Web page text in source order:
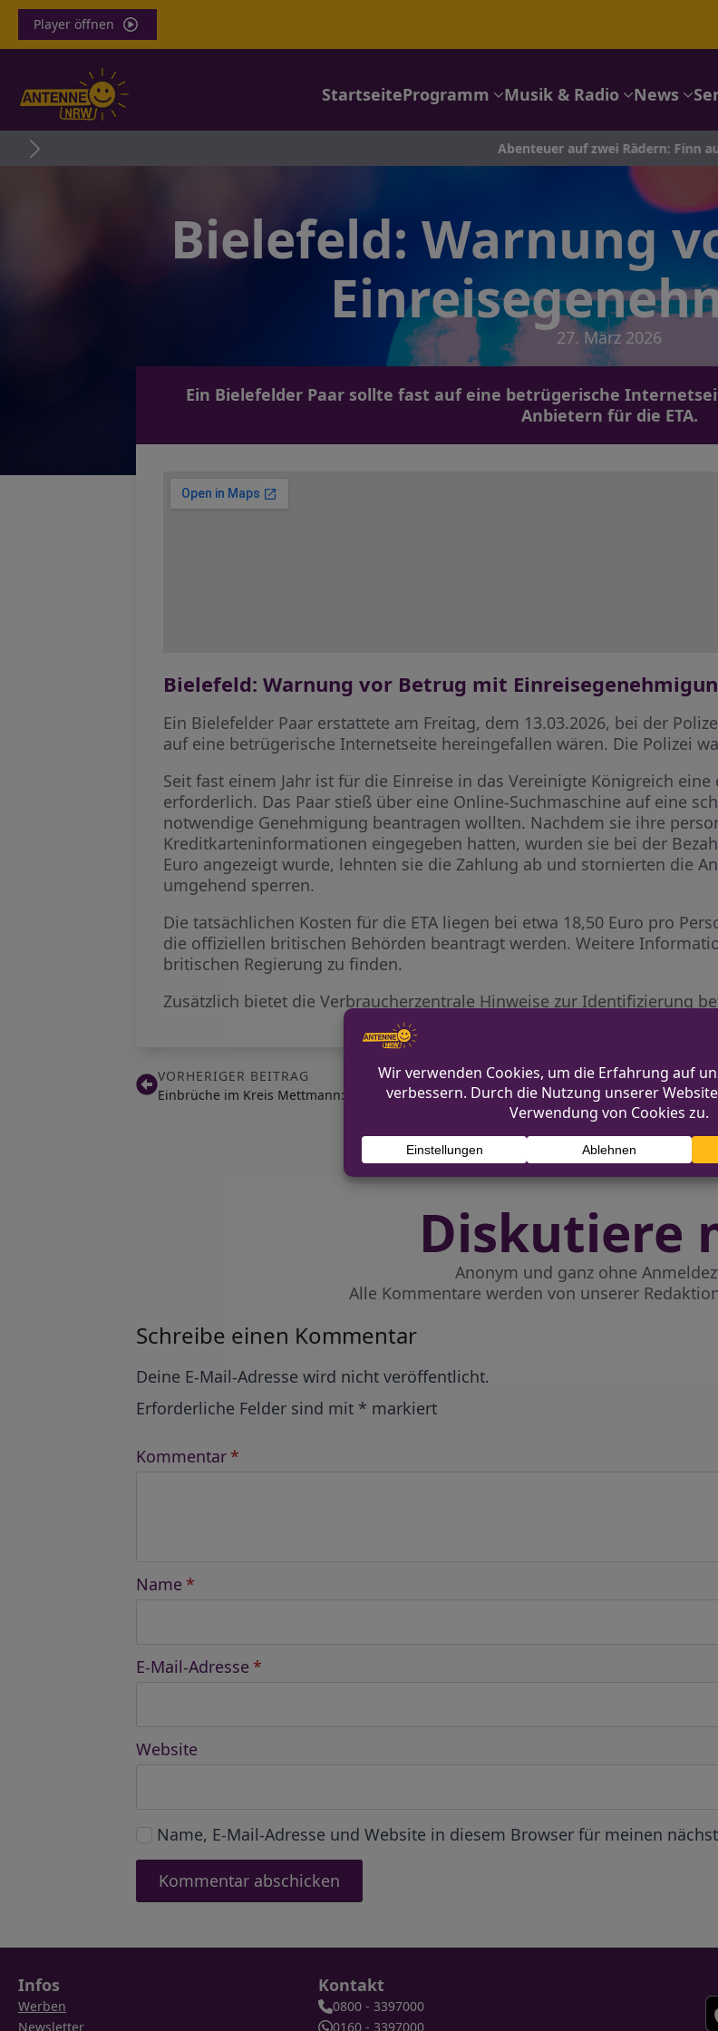
Player öffnen
StartseiteProgramm Musik & Radio News
Abenteuer auf zwei Rädern: Finn aus Viersen
Bielefeld: Warnung
27. März 2026
Ein Bielefelder Paar sollte fast auf eine betrügerische
Anbietern für die ETA.
Bielefeld: Warnung vor Betrug mit
Ein Bielefelder Paar erstattete am Freitag, dem 13.03.2026, bei der
auf eine betrügerische Internetseite hereingefallen wären. Die Polizei
Seit fast einem Jahr ist für die Einreise in das Vereinigte Königreich
erforderlich. Das Paar stieß über eine Online-Suchmaschine auf eine
notwendige Genehmigung beantragen wollten. Nachdem sie ihre
Kreditkarteninformationen eingegeben hatten, wurden sie bei der
Euro angezeigt wurde, lehnten sie die Zahlung ab und stornierten die
umgehend sperren.
Die tatsächlichen Kosten für die ETA liegen bei etwa 18,50 Euro pro
die offiziellen britischen Behörden beantragt werden. Weitere
britischen Regierung zu finden.
Zusätzlich bietet die Verbraucherzentrale Hinweise zur Identifizierung
VORHERIGER BEITRAG
Einbrüche im Kreis Mettmann: Polizei sucht Zeugen
Diskutiere
Anonym und ganz ohne
Alle Kommentare werden von unserer
Schreibe einen Kommentar
Deine E-Mail-Adresse wird nicht veröffentlicht.
Erforderliche Felder sind mit * markiert
Kommentar *
Name *
E-Mail-Adresse *
Website
Name, E-Mail-Adresse und Website in diesem Browser für meinen
Infos
Werben
Newsletter
Kontakt
0800 - 3397000
0160 - 3397000